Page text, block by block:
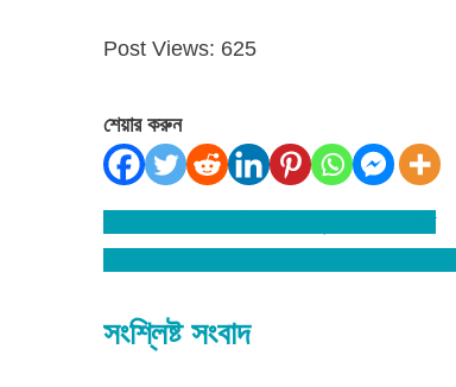
Post Views: 625
শেয়ার করুন
Post
সংশ্লিষ্ট সংবাদ